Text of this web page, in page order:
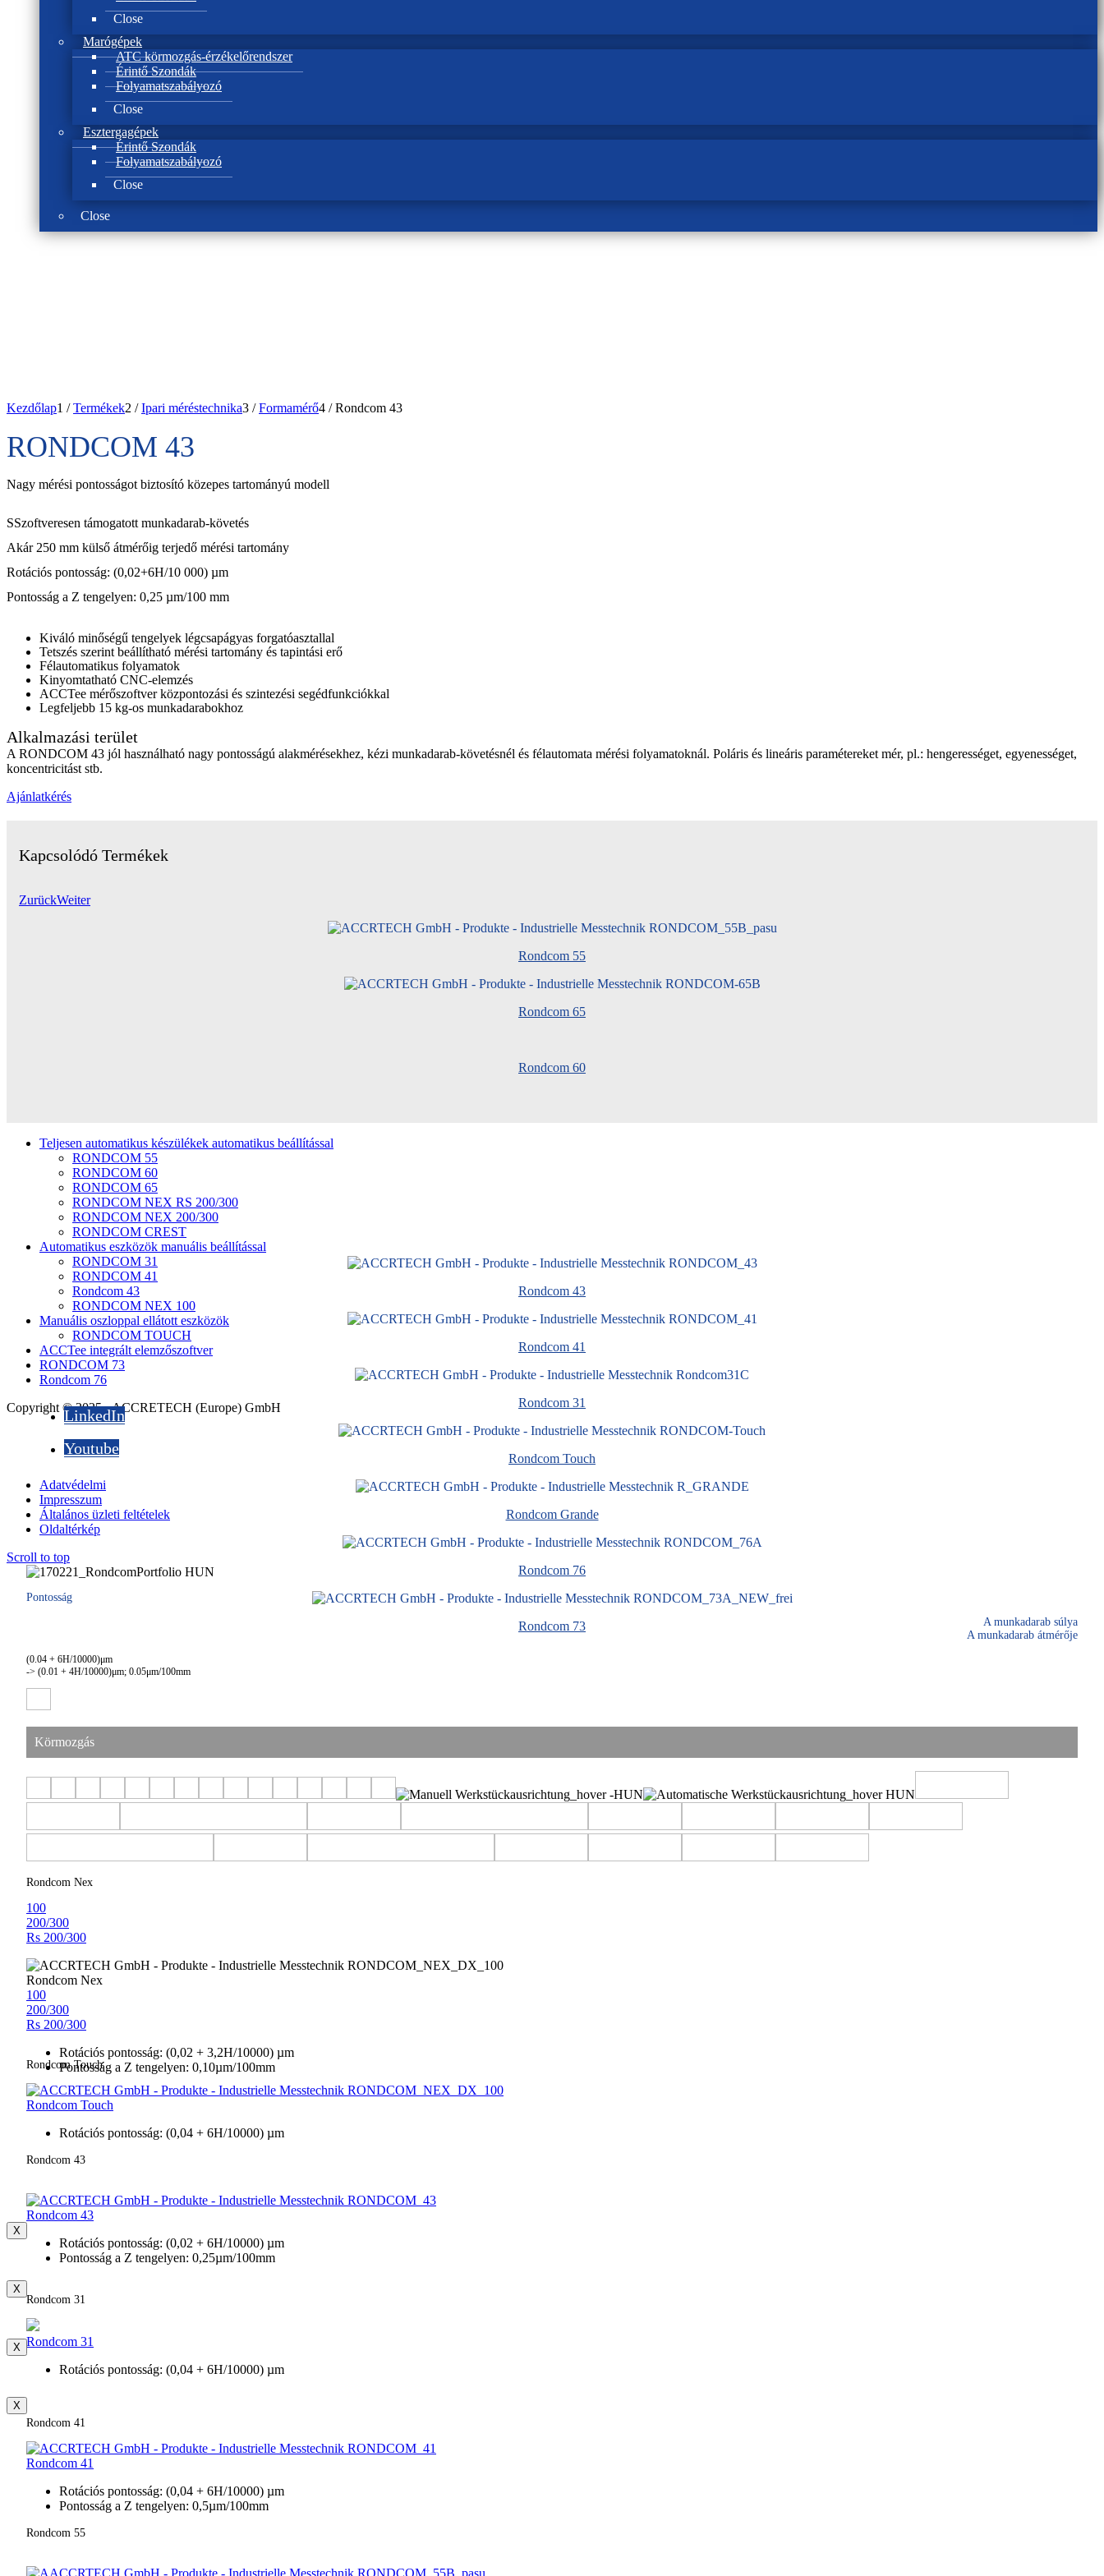
Close
Marógépek
ATC körmozgás-érzékelőrendszer
Érintő Szondák
Folyamatszabályozó
Close
Esztergagépek
Érintő Szondák
Folyamatszabályozó
Close
Close
Kezdőlap1 / Termékek2 / Ipari méréstechnika3 / Formamérő4 / Rondcom 43
RONDCOM 43
Nagy mérési pontosságot biztosító közepes tartományú modell
SSzoftveresen támogatott munkadarab-követés
Akár 250 mm külső átmérőig terjedő mérési tartomány
Rotációs pontosság: (0,02+6H/10 000) µm
Pontosság a Z tengelyen: 0,25 µm/100 mm
Kiváló minőségű tengelyek légcsapágyas forgatóasztallal
Tetszés szerint beállítható mérési tartomány és tapintási erő
Félautomatikus folyamatok
Kinyomtatható CNC-elemzés
ACCTee mérőszoftver központozási és szintezési segédfunkciókkal
Legfeljebb 15 kg-os munkadarabokhoz
Alkalmazási terület
A RONDCOM 43 jól használható nagy pontosságú alakmérésekhez, kézi munkadarab-követésnél és félautomata mérési folyamatoknál. Poláris és lineáris paramétereket mér, pl.: hengerességet, egyenességet,
koncentricitást stb.
Ajánlatkérés
Kapcsolódó Termékek
Zu­rückWei­ter
Rond­com 55
Rondcom 65
Rond­com 60
Rond­com 43
Rond­com 41
Rond­com 31
Rond­com Touch
Rond­com Gran­de
Rond­com 76
Rond­com 73
Teljesen automatikus készülékek automatikus beállítással
RONDCOM 55
RONDCOM 60
RONDCOM 65
RONDCOM NEX RS 200/300
RONDCOM NEX 200/300
RONDCOM CREST
Automatikus eszközök manuális beállítással
RONDCOM 31
RONDCOM 41
Rondcom 43
RONDCOM NEX 100
Manuális oszloppal ellátott eszközök
RONDCOM TOUCH
ACCTee integrált elemzőszoftver
RONDCOM 73
Rondcom 76
Copyright © 2025 - ACCRETECH (Europe) GmbH
LinkedIn
Youtube
Adatvédelmi
Impresszum
Általános üzleti feltételek
Oldaltérkép
Scroll to top
Pontosság
A munkadarab súlya
A munkadarab átmérője
(0.04 + 6H/10000)μm
-> (0.01 + 4H/10000)μm; 0.05μm/100mm
Körmozgás
Rondcom Nex
100
200/300
Rs 200/300
Rondcom Nex
100
200/300
Rs 200/300
Rotációs pontosság: (0,02 + 3,2H/10000) µm
Pontosság a Z tengelyen: 0,10µm/100mm
Rondcom Touch
Rondcom Touch
Rotációs pontosság: (0,04 + 6H/10000) µm
Rondcom 43
Rondcom 43
Rotációs pontosság: (0,02 + 6H/10000) µm
Pontosság a Z tengelyen: 0,25µm/100mm
Rondcom 31
Rondcom 31
Rotációs pontosság: (0,04 + 6H/10000) µm
Rondcom 41
Rondcom 41
Rotációs pontosság: (0,04 + 6H/10000) µm
Pontosság a Z tengelyen: 0,5µm/100mm
Rondcom 55
X
X
X
X